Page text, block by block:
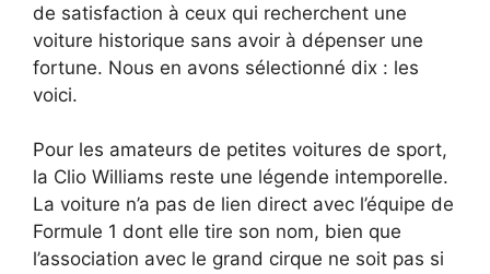
de satisfaction à ceux qui recherchent une
voiture historique sans avoir à dépenser une
fortune. Nous en avons sélectionné dix : les
voici.
Pour les amateurs de petites voitures de sport,
la Clio Williams reste une légende intemporelle.
La voiture n’a pas de lien direct avec l’équipe de
Formule 1 dont elle tire son nom, bien que
l’association avec le grand cirque ne soit pas si